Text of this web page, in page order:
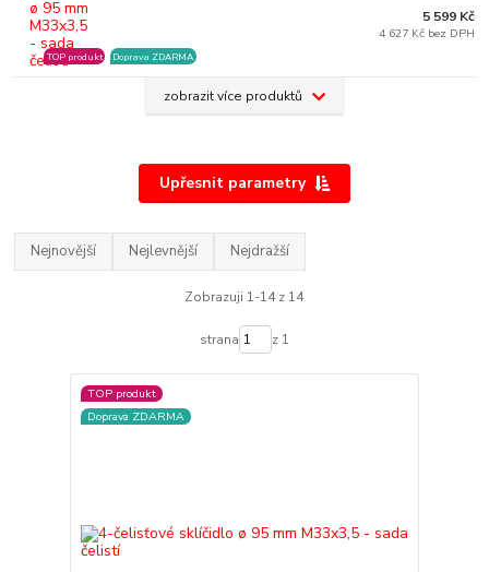
TOP produkt Doprava ZDARMA
5 599 Kč
4 627 Kč bez DPH
zobrazit více produktů
Upřesnit parametry
Nejnovější Nejlevnější Nejdražší
Zobrazuji 1-14 z 14
strana z 1
TOP produkt
Doprava ZDARMA